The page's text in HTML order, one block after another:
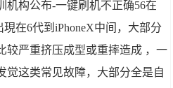
机构公布-一键刷机不正确56在
在6代到iPhoneX中间，大部分
较严重挤压成型或重摔造成 ，一
觉这类常见故障，大部分全是自